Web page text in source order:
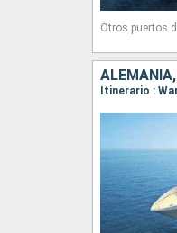
Otros puertos
Itinerario :